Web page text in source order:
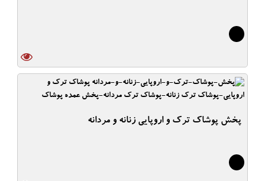
پخش پوشاک ترک و اروپایی زنانه و مردانه